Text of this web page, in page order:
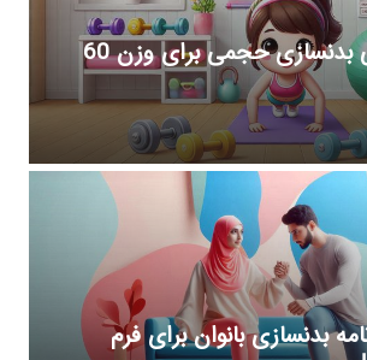
برنامه غذایی بدنسازی حجمی برای وزن 60
بدنسازی بانوان برای فرم